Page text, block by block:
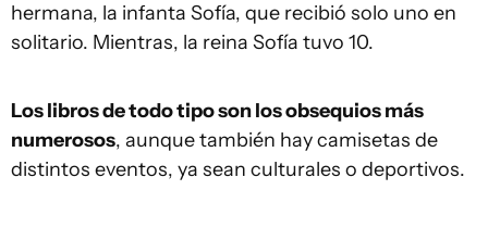
hermana, la infanta Sofía, que recibió solo uno en
solitario. Mientras, la reina Sofía tuvo 10.
Los libros de todo tipo son los obsequios más
numerosos, aunque también hay camisetas de
distintos eventos, ya sean culturales o deportivos.